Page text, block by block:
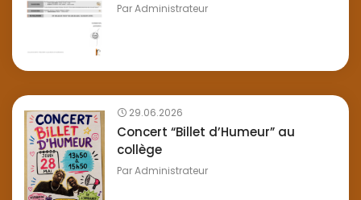
ParAdministrateur
29.06.2026
Concert “Billet d’Humeur” au
collège
ParAdministrateur